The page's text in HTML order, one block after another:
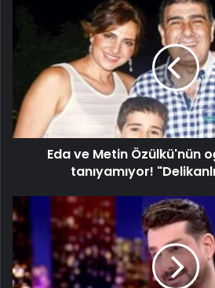
Eda ve Metin Özülkü'nün
tanıyamıyor!